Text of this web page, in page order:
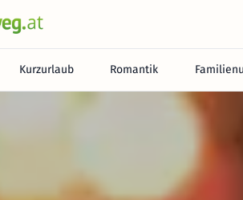
Kurzurlaub Romantik